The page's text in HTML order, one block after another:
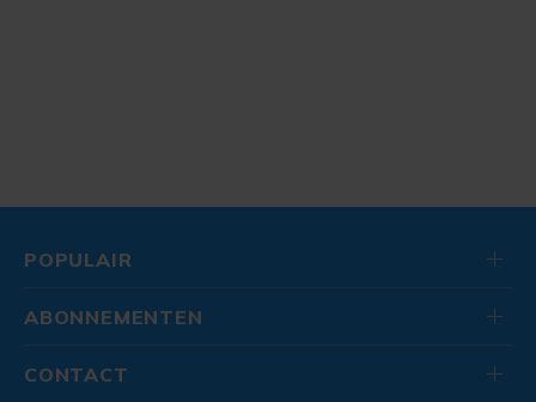
POPULAIR
ABONNEMENTEN
CONTACT